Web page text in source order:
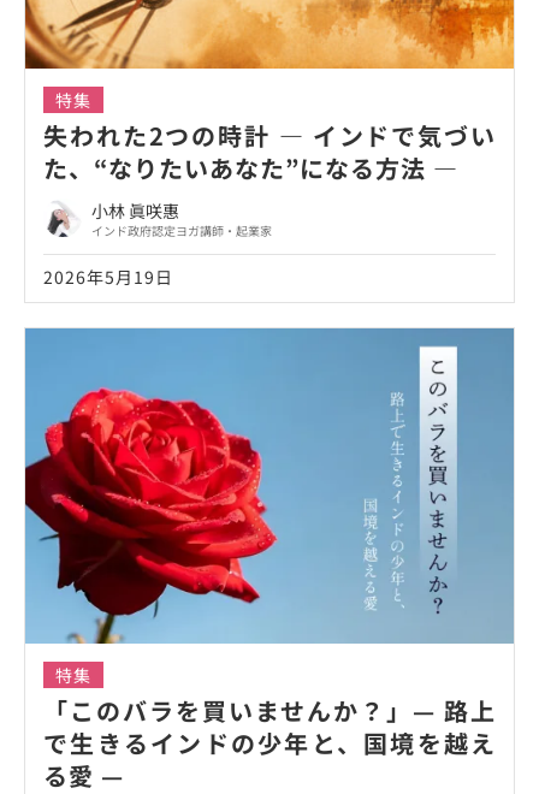
特集
失われた2つの時計 ― インドで気づい
た、“なりたいあなた”になる方法 ―
小林 眞咲惠
インド政府認定ヨガ講師・起業家
2026年5月19日
特集
「このバラを買いませんか？」— 路上
で生きるインドの少年と、国境を越え
る愛 —